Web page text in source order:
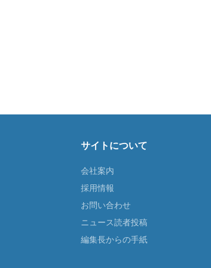
サイトについて
会社案内
採用情報
お問い合わせ
ニュース読者投稿
編集長からの手紙